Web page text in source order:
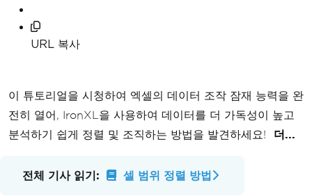
URL 복사
이 튜토리얼을 시청하여 엑셀의 데이터 조작 잠재 능력을 완
전히 열어, IronXL을 사용하여 데이터를 더 가독성이 높고
분석하기 쉽게 정렬 및 조직하는 방법을 발견하세요!
더...
전체 기사 읽기: 셀 범위 정렬 방법